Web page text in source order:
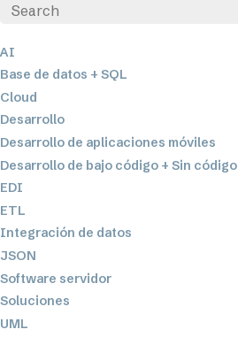
AI
Base de datos + SQL
Cloud
Desarrollo
Desarrollo de aplicaciones móviles
Desarrollo de bajo código + Sin código
EDI
ETL
Integración de datos
JSON
Software servidor
Soluciones
UML